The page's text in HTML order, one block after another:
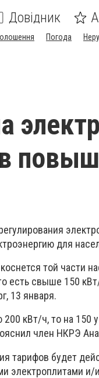
Довідник
Погода
для
той части
есть свыше 150
13 января.
200 кВт/ч, то на
член НКРЭ
тарифов будет
электроплитами